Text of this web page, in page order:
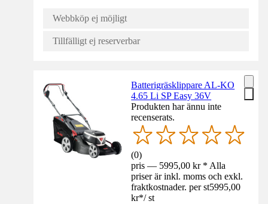
Webbköp ej möjligt
Tillfälligt ej reserverbar
Batterigräsklippare AL-KO
4.65 Li SP Easy 36V
Produkten har ännu inte
recenserats.
(0)
pris — 5995,00 kr * Alla
priser är inkl. moms och exkl.
fraktkostnader. per st5995,00
kr*/ st